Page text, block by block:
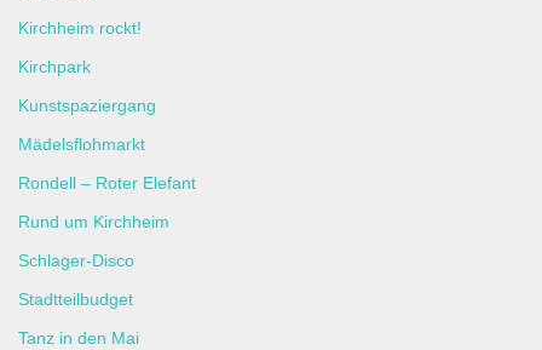
Kirchheim rockt!
Kirchpark
Kunstspaziergang
Mädelsflohmarkt
Rondell – Roter Elefant
Rund um Kirchheim
Schlager-Disco
Stadtteilbudget
Tanz in den Mai